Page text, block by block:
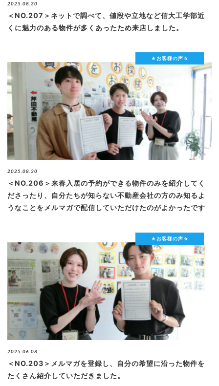
2025.08.30
＜NO.207＞ネットで調べて、値段や立地など信大工学部近
くに魅力のある物件が多くあったため来店しました。
★お客様の声☆
2025.08.30
＜NO.206＞来春入居の予約ができる物件のみを紹介してく
ださったり、自分たちが知らない不動産会社の方のみ知るよ
うなことをメルマガで配信していただけたのがよかったです
★お客様の声☆
2025.06.08
＜NO.203＞メルマガを登録し、自分の希望に沿った物件を
たくさん紹介していただきました。